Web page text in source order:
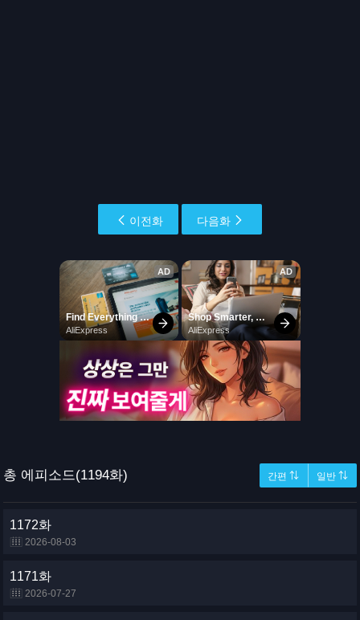
이전화 다음화
총 에피소드(1194화) 간편 ⇅ 일반 ⇅
1172화
2026-08-03
1171화
2026-07-27